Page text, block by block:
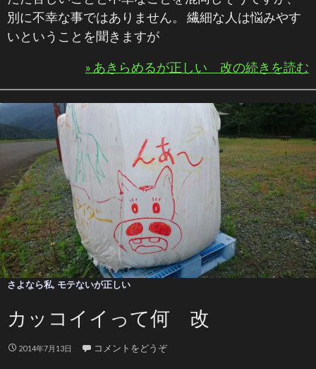
別に不幸な事ではありません。 繊細な人は悩みやす
いということを聞きますが
» あきらめるが正しい 改の続きを読む
さよなら私, モテないが正しい
カッコイイって何 改
2014年7月13日 コメントをどうぞ